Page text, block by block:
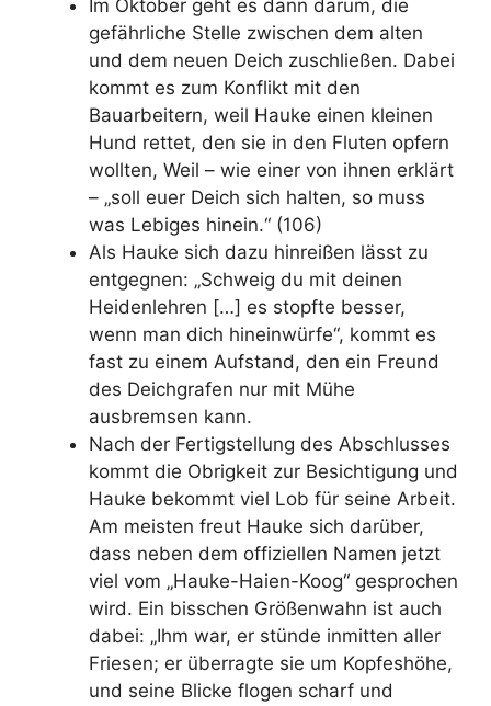
Im Oktober geht es dann darum, die
gefährliche Stelle zwischen dem alten
und dem neuen Deich zuschließen. Dabei
kommt es zum Konflikt mit den
Bauarbeitern, weil Hauke einen kleinen
Hund rettet, den sie in den Fluten opfern
wollten, Weil – wie einer von ihnen erklärt
– „soll euer Deich sich halten, so muss
was Lebiges hinein.“ (106)
Als Hauke sich dazu hinreißen lässt zu
entgegnen: „Schweig du mit deinen
Heidenlehren […] es stopfte besser,
wenn man dich hineinwürfe“, kommt es
fast zu einem Aufstand, den ein Freund
des Deichgrafen nur mit Mühe
ausbremsen kann.
Nach der Fertigstellung des Abschlusses
kommt die Obrigkeit zur Besichtigung und
Hauke bekommt viel Lob für seine Arbeit.
Am meisten freut Hauke sich darüber,
dass neben dem offiziellen Namen jetzt
viel vom „Hauke-Haien-Koog“ gesprochen
wird. Ein bisschen Größenwahn ist auch
dabei: „Ihm war, er stünde inmitten aller
Friesen; er überragte sie um Kopfeshöhe,
und seine Blicke flogen scharf und